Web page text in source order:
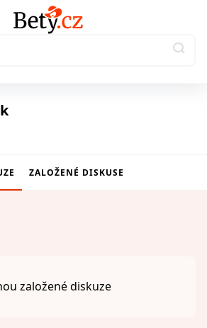
ZALOŽENÉ DISKUSE
založené diskuze